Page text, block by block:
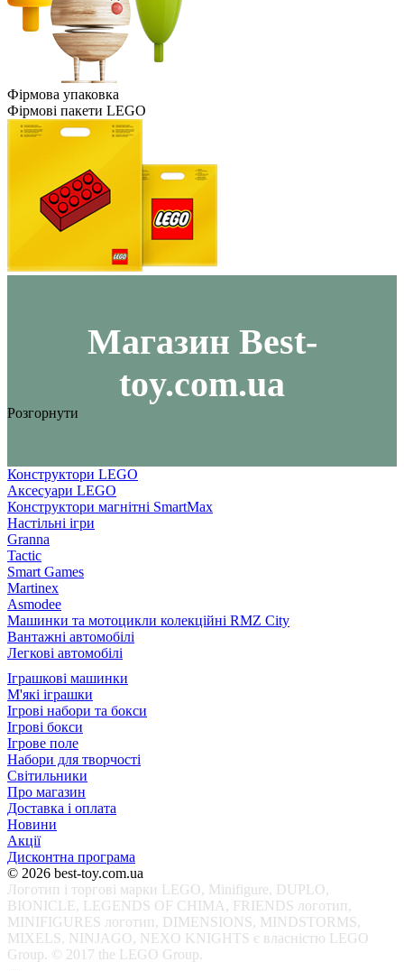
Фірмова упаковка
Фірмові пакети LEGO
Maгазин Best-
toy.com.ua
Розгорнути
Конструктори LEGO
Аксесуари LEGO
Конструктори магнітні SmartMax
Настільні ігри
Granna
Tactic
Smart Games
Martinex
Asmodee
Машинки та мотоцикли колекційні RMZ City
Вантажні автомобілі
Легкові автомобілі
Іграшкові машинки
М'які іграшки
Ігрові набори та бокси
Ігрові бокси
Ігрове поле
Набори для творчості
Світильники
Про магазин
Доставка і оплата
Новини
Акції
Дисконтна програма
© 2026 best-toy.com.ua
Логотип і торгові марки LEGO, Minifigure, DUPLO,
BIONICLE, LEGENDS OF CHIMA, FRIENDS логотип,
MINIFIGURES логотип, DIMENSIONS, MINDSTORMS,
MIXELS, NINJAGO, NEXO KNIGHTS є власністю LEGO
Group. © 2017 the LEGO Group.